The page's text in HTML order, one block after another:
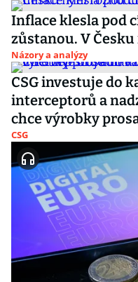
Inflace klesla pod
zůstanou. V
Názory a analýzy
CSG investuje do
interceptorů a
chce výrobky
CSG